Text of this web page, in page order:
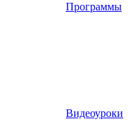
Программы
Видеоуроки